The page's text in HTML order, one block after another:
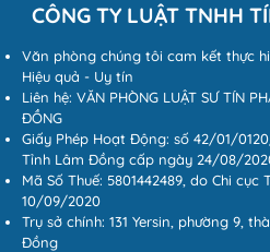
CÔNG TY LUẬT TNHH
Văn phòng chúng tôi cam kết thực
Hiệu quả - Uy tín
Liên hệ: VĂN PHÒNG LUẬT SƯ TÍN
ĐỒNG
Giấy Phép Hoạt Động: số 42/01/
Tỉnh Lâm Đồng cấp ngày 24/08/
Mã Số Thuế: 5801442489, do Chi
10/09/2020
Trụ sở chính: 131 Yersin, phường 9,
Đồng